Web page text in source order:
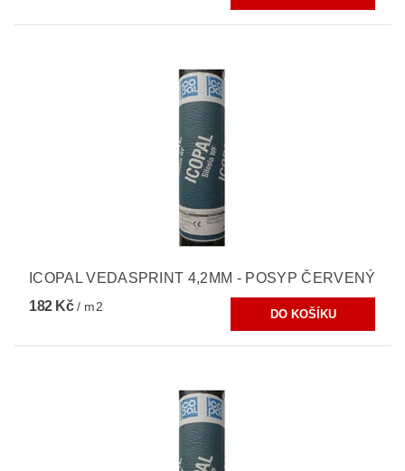
ICOPAL VEDASPRINT 4,2MM - POSYP ČERVENÝ
182 Kč/ m2